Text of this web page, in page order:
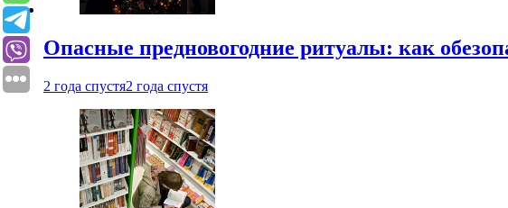
Опасные предновогодние ритуалы: как
2 года спустя2 года спустя